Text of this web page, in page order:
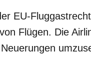
EU-
Flügen. Die